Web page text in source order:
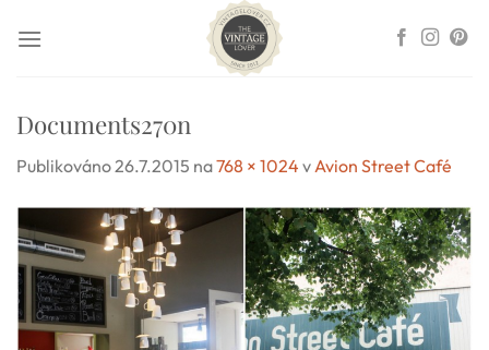
Documents270n
Publikováno26.7.2015 na768 × 1024 vAvion Street Café